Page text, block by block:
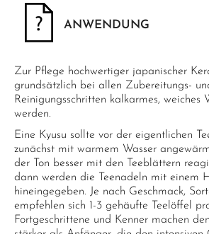
ANWENDUNG
Zur Pflege hochwertiger japanischer
grundsätzlich bei allen Zubereitungs-
Reinigungsschritten kalkarmes, weiches
werden.
Eine Kyusu sollte vor der eigentlichen
zunächst mit warmem Wasser
der Ton besser mit den Teeblättern
dann werden die Teenadeln mit einem
hineingegeben. Je nach Geschmack,
empfehlen sich 1-3 gehäufte Teelöffel
Fortgeschrittene und Kenner machen